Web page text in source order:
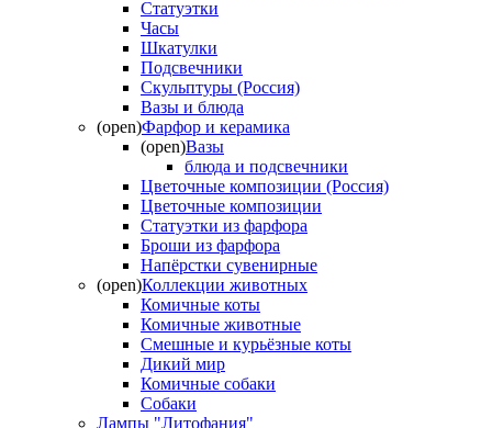
Статуэтки
Часы
Шкатулки
Подсвечники
Скульптуры (Россия)
Вазы и блюда
(open)Фарфор и керамика
(open)Вазы
блюда и подсвечники
Цветочные композиции (Россия)
Цветочные композиции
Статуэтки из фарфора
Броши из фарфора
Напёрстки сувенирные
(open)Коллекции животных
Комичные коты
Комичные животные
Смешные и курьёзные коты
Дикий мир
Комичные собаки
Собаки
Лампы "Литофания"